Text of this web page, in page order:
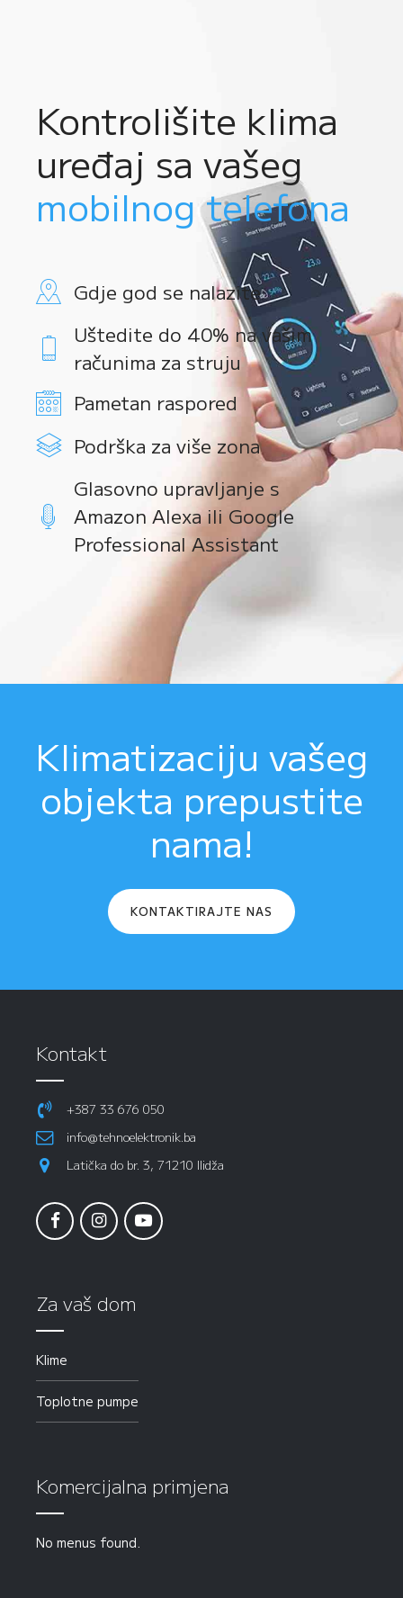
Kontrolišite klima
uređaj sa vašeg
mobilnog telefona
Gdje god se nalazite
Uštedite do 40% na vašim
računima za struju
Pametan raspored
Podrška za više zona
Glasovno upravljanje s
Amazon Alexa ili Google
Professional Assistant
Klimatizaciju vašeg
objekta prepustite
nama!
KONTAKTIRAJTE NAS
Kontakt
+387 33 676 050
info@tehnoelektronik.ba
Latička do br. 3, 71210 Ilidža
Za vaš dom
Klime
Toplotne pumpe
Komercijalna primjena
No menus found.